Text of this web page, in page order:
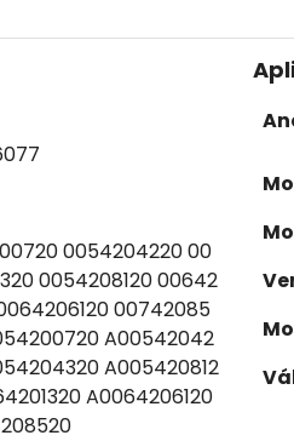
0054204220 00
0054208120 00642
00742085
A00542042
A005420812
A0064206120